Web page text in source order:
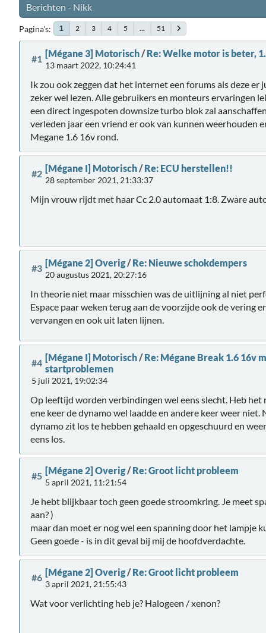
Berichten - Nikk
Pagina's 1 2 3 4 5 ... 51
#1 [Mégane 3] Motorisch/Re: Welke motor is beter,
13 maart 2022, 10:24:41
Ik zou ook zeggen dat het internet een forums als deze
zeker wel lezen. Alle gebruikers en monteurs ervaringen
een direct ingespoten downsize turbo blok zal
verleden jaar een vriend er ook van kunnen weerhouden
Megane 1.6 16v rond.
#2 [Mégane I] Motorisch/Re: ECU herstellen!!
28 september 2021, 21:33:37
Mijn vrouw rijdt met haar Cc 2.0 automaat 1:8. Zware
#3 [Mégane 2] Overig/Re: Nieuwe schokdempers
20 augustus 2021, 20:27:16
In theorie niet maar misschien was de uitlijning al niet
Espace paar weken terug aan de voorzijde ook de vering
vervangen en ook uit laten lijnen.
#4 [Mégane I] Motorisch/Re: Mégane Break 1.6 16v
startproblemen
5 juli 2021, 19:02:34
Op leeftijd worden verbindingen wel eens slecht. Heb het
ene keer de dynamo wel laadde en andere keer weer niet.
dynamo zit los te hebben gehaald en opgeschuurd en
eens los.
#5 [Mégane 2] Overig/Re: Groot licht probleem
5 april 2021, 11:21:54
Je hebt blijkbaar toch geen goede stroomkring. Je meet
aan? )
maar dan moet er nog wel een spanning door het lampje
Geen goede - is in dit geval bij mij de hoofdverdachte.
#6 [Mégane 2] Overig/Re: Groot licht probleem
3 april 2021, 21:55:43
Wat voor verlichting heb je? Halogeen / xenon?